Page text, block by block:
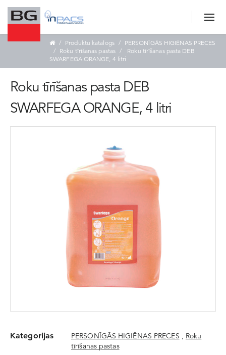
Produktu katalogs
PERSONĪGĀS HIGIĒNAS PRECES
Roku tīrīšanas pastas
Roku tīrīšanas pasta DEB
SWARFEGA ORANGE, 4 litri
Roku tīrīšanas pasta DEB
SWARFEGA ORANGE, 4 litri
Kategorijas PERSONĪGĀS HIGIĒNAS PRECES , Roku
tīrīšanas pastas